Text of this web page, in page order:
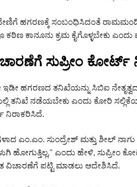
ಹಗರಣಕ್ಕೆ ಸಂಬಂಧಿಸಿದಂತೆ
ಕಠಿಣ ಕಾನೂನು ಕ್ರಮ ಕೈಗೊಳ್ಳಬೇಕು
ಸುಪ್ರೀಂ ಕೋರ್ಟ್
ಹಗರಣದ ತನಿಖೆಯನ್ನು ಸಿಬಿಐ
ತನಿಖೆ ನಡೆಯಬೇಕು ಎಂದು ಕೋರಿ
ನಿರಾಕರಿಸಿದೆ.
ಎಂ.ಎಂ. ಸುಂದ್ರೇಶ್ ಮತ್ತು ಶೀಲ್ ನಾಗು
ಹೋಗುತ್ತಿಲ್ಲ,” ಎಂದು ಹೇಳಿ,
ಪಟ್ಟಿ ಮಾಡಲು ಆದೇಶಿಸಿದೆ.